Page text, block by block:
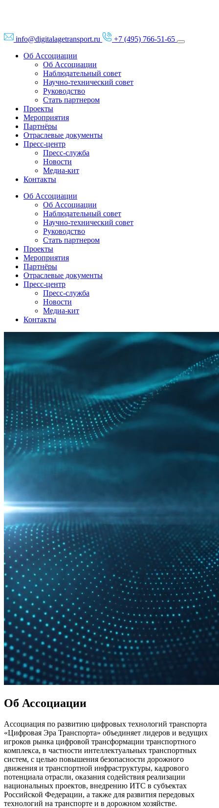
info@digitalagetransport.ru
+7 (495) 766-51-65
Об Ассоциации
Об Ассоциации
Наблюдательный совет
Научно-технический совет
Руководство
Стать партнером
Проекты
Мероприятия
Партнёры
Отраслевые документы
Пресс-центр
Пресс-служба
Новости
Медиа-кит
Контакты
Об Ассоциации
Об Ассоциации
Наблюдательный совет
Научно-технический совет
Руководство
Стать партнером
Проекты
Мероприятия
Партнёры
Отраслевые документы
Пресс-центр
Пресс-служба
Новости
Медиа-кит
Контакты
Об Ассоциации
Ассоциация по развитию цифровых технологий транспорта
«Цифровая Эра Транспорта» объединяет лидеров и ведущих
игроков рынка цифровой трансформации транспортного
комплекса, в частности интеллектуальных транспортных
систем, с целью повышения безопасности дорожного
движения и транспортной инфраструктуры, кадрового
потенциала отрасли, оказания содействия реализации
национальных проектов, внедрению ИТС в субъектах
Российской Федерации, а также для развития передовых
технологий на транспорте и в дорожном хозяйстве.